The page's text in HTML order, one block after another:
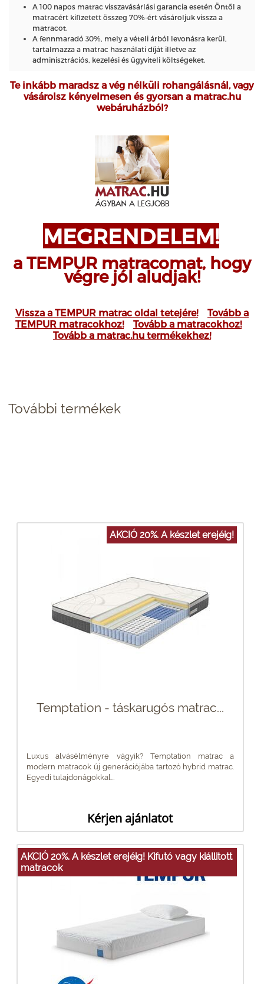
A 100 napos matrac visszavásárlási garancia esetén Öntől a
matracért kifizetett összeg 70%-ért vásároljuk vissza a
matracot.
A fennmaradó 30%, mely a vételi árból levonásra kerül,
tartalmazza a matrac használati díját illetve az
adminisztrációs, kezelési és ügyviteli költségeket.
Te inkább maradsz a vég nélküli rohangálásnál, vagy
vásárolsz kényelmesen és gyorsan a matrac.hu
webáruházból?
MEGRENDELEM!
a TEMPUR matracomat, hogy
végre jól aludjak!
Vissza a TEMPUR matrac oldal tetejére!
Tovább a
TEMPUR matracokhoz!
Tovább a matracokhoz!
Tovább a matrac.hu termékekhez!
További termékek
AKCIÓ 20%. A készlet erejéig!
Temptation - táskarugós matrac...
Luxus alvásélményre vágyik? Temptation matrac a
modern matracok új generációjába tartozó hybrid matrac.
Egyedi tulajdonágokkal...
Kérjen ajánlatot
AKCIÓ 20%. A készlet erejéig! Kifutó vagy kiállitott
matracok